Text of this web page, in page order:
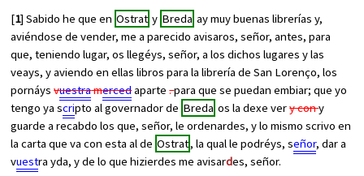
[1] Sabido he que en Ostrat y Breda ay muy buenas librerías y,
aviéndose de vender, me a parecido avisaros, señor, antes, para
que, teniendo lugar, os llegéys, señor, a los dichos lugares y las
veays, y aviendo en ellas libros para la librería de San Lorenço, los
pornáysvuestramercedaparte.para que se puedan embiar; que yo
tengo ya scripto al governador de Breda os la dexe very cony
guarde a recabdo los que, señor, le ordenardes, y lo mismo scrivo en
la carta que va con esta al de Ostrat, la qual le podréys, señor, dar a
vuestra yda, y de lo que hizierdes me avisardes, señor.